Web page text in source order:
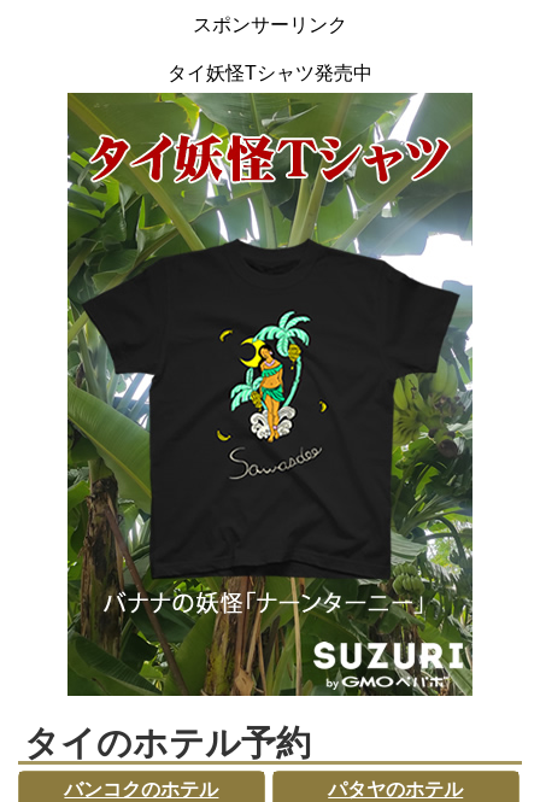
スポンサーリンク
タイ妖怪Tシャツ発売中
タイのホテル予約
バンコクのホテル パタヤのホテル